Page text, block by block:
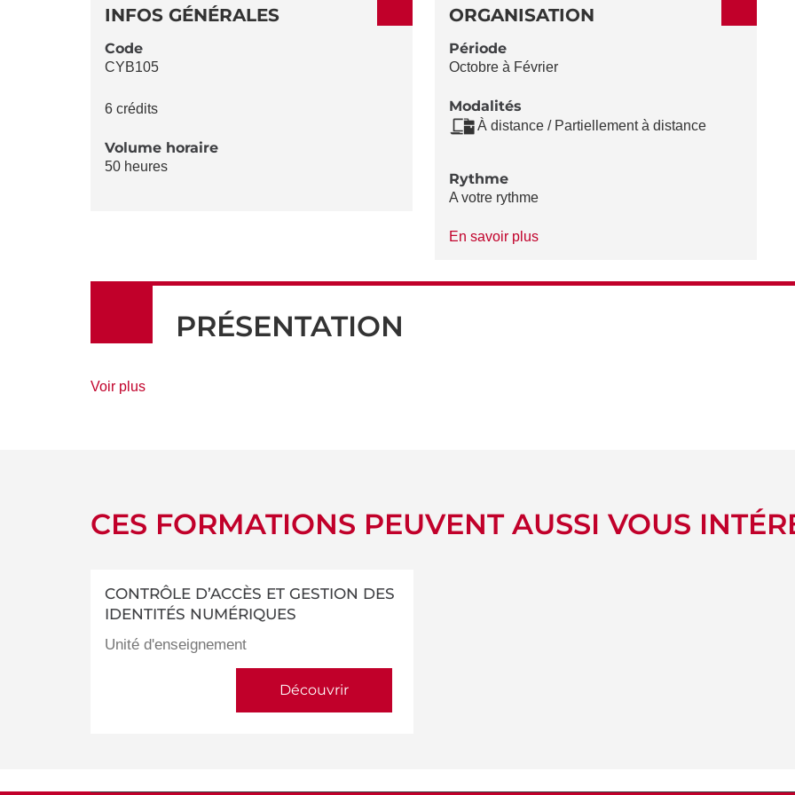
DE
LA
INFOS GÉNÉRALES
Code
CYB105
6 crédits
Volume horaire
50 heures
ORGANISATION
Période
Octobre à Février
Modalités
À distance / Partiellement à distance
Rythme
A votre rythme
En savoir plusà
Rythme
PRÉSENTATION
Voir plusde
CES FORMATIONS PEUVENT AUSSI VOUS
CONTRÔLE D’ACCÈS ET GESTION DES
IDENTITÉS NUMÉRIQUES
Unité d'enseignement
Découvrir